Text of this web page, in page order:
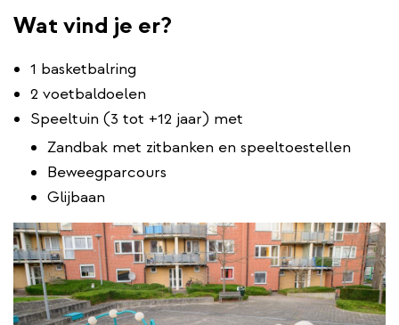
Wat vind je er?
1 basketbalring
2 voetbaldoelen
Speeltuin (3 tot +12 jaar) met
Zandbak met zitbanken en speeltoestellen
Beweegparcours
Glijbaan